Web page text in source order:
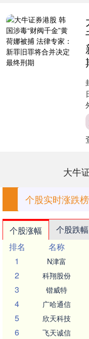
大牛
个股实时涨跌榜
个股涨幅 个股跌幅
排名
名称
1
N津富
2 科翔股份
3 锴威特
4 广哈通信
5 欣天科技
6 飞天诚信